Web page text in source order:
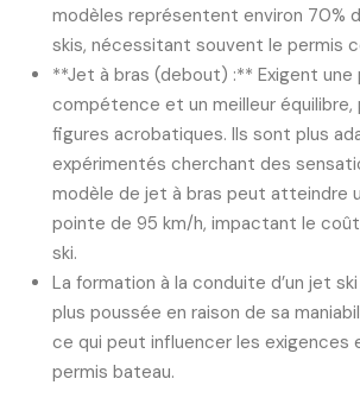
modèles représentent environ 70%
skis, nécessitant souvent le permis
**Jet à bras (debout) :** Exigent une
compétence et un meilleur équilibre,
figures acrobatiques. Ils sont plus
expérimentés cherchant des
modèle de jet à bras peut atteindre
pointe de 95 km/h, impactant le coût
ski.
La formation à la conduite d’un jet
plus poussée en raison de sa
ce qui peut influencer les exigences
permis bateau.